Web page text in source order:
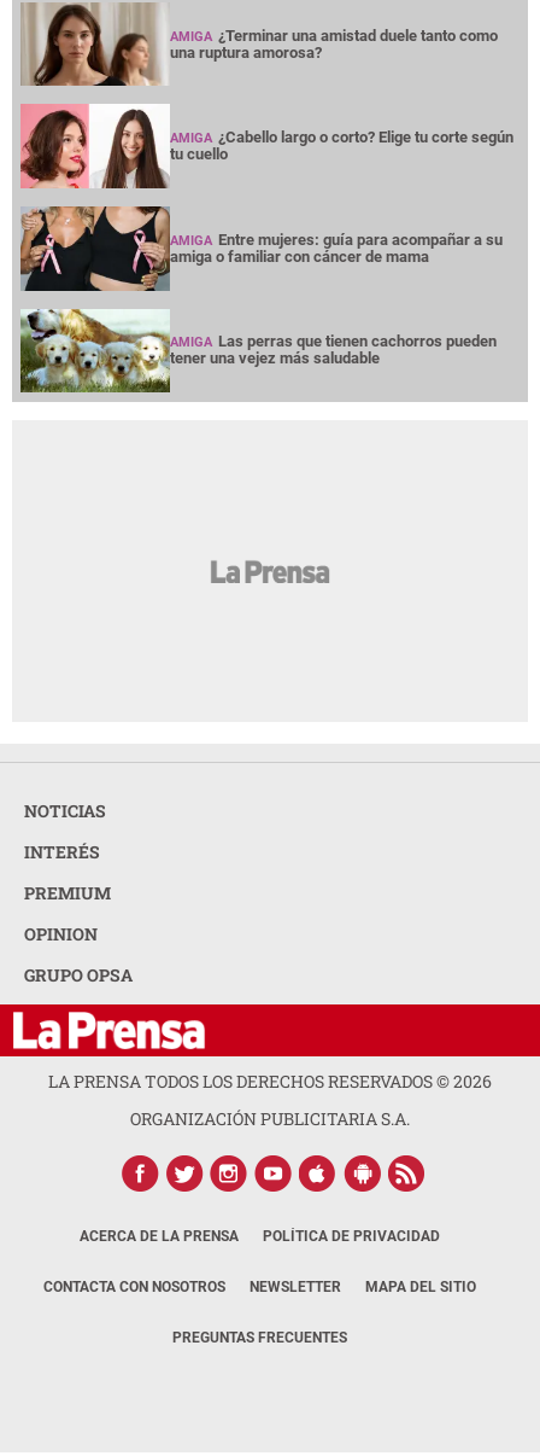
AMIGA ¿Terminar una amistad duele tanto como
una ruptura amorosa?
AMIGA ¿Cabello largo o corto? Elige tu corte según
tu cuello
AMIGA Entre mujeres: guía para acompañar a su
amiga o familiar con cáncer de mama
AMIGA Las perras que tienen cachorros pueden
tener una vejez más saludable
NOTICIAS
INTERÉS
PREMIUM
OPINION
GRUPO OPSA
LA PRENSA TODOS LOS DERECHOS RESERVADOS ©2026
ORGANIZACIÓN PUBLICITARIA S.A.
ACERCA DE LA PRENSA POLÍTICA DE PRIVACIDAD
CONTACTA CON NOSOTROS NEWSLETTER MAPA DEL SITIO
PREGUNTAS FRECUENTES